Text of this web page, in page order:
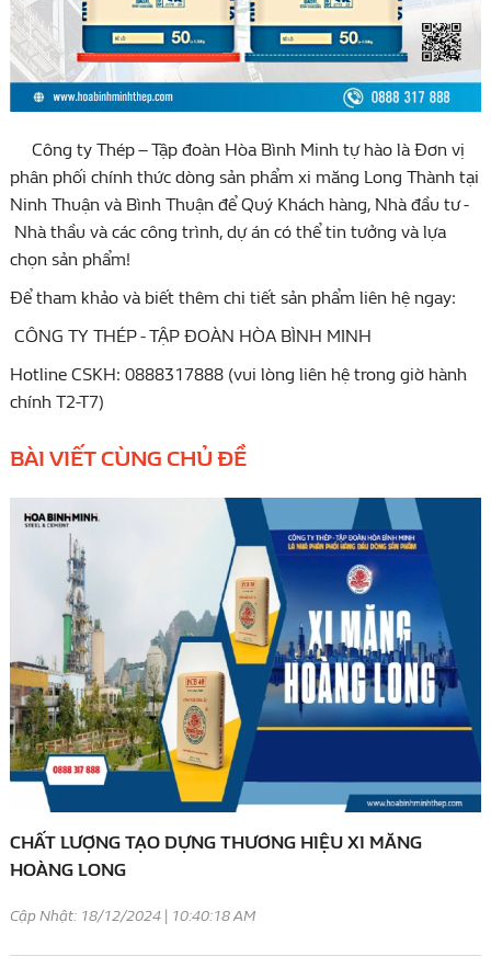
Công ty Thép – Tập đoàn Hòa Bình Minh tự hào là Đơn vị
phân phối chính thức dòng sản phẩm xi măng Long Thành tại
Ninh Thuận và Bình Thuận để Quý Khách hàng, Nhà đầu tư -
Nhà thầu và các công trình, dự án có thể tin tưởng và lựa
chọn sản phẩm!
Để tham khảo và biết thêm chi tiết sản phẩm liên hệ ngay:
CÔNG TY THÉP - TẬP ĐOÀN HÒA BÌNH MINH
Hotline CSKH: 0888317888 (vui lòng liên hệ trong giờ hành
chính T2-T7)
BÀI VIẾT CÙNG CHỦ ĐỀ
CHẤT LƯỢNG TẠO DỰNG THƯƠNG HIỆU XI MĂNG
HOÀNG LONG
Cập Nhật: 18/12/2024 | 10:40:18 AM